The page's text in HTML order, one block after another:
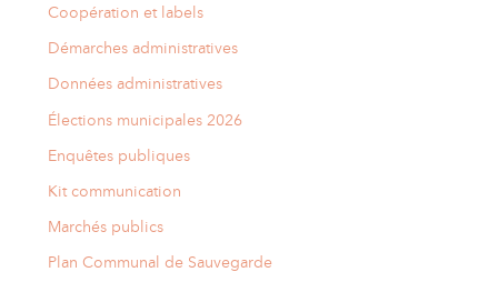
Coopération et labels
Démarches administratives
Données administratives
Élections municipales 2026
Enquêtes publiques
Kit communication
Marchés publics
Plan Communal de Sauvegarde